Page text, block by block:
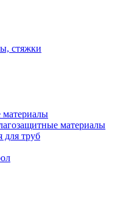
стяжки
материалы
материалы
для труб